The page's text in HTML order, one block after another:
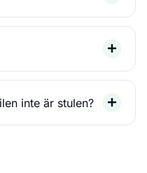
inte är stulen?